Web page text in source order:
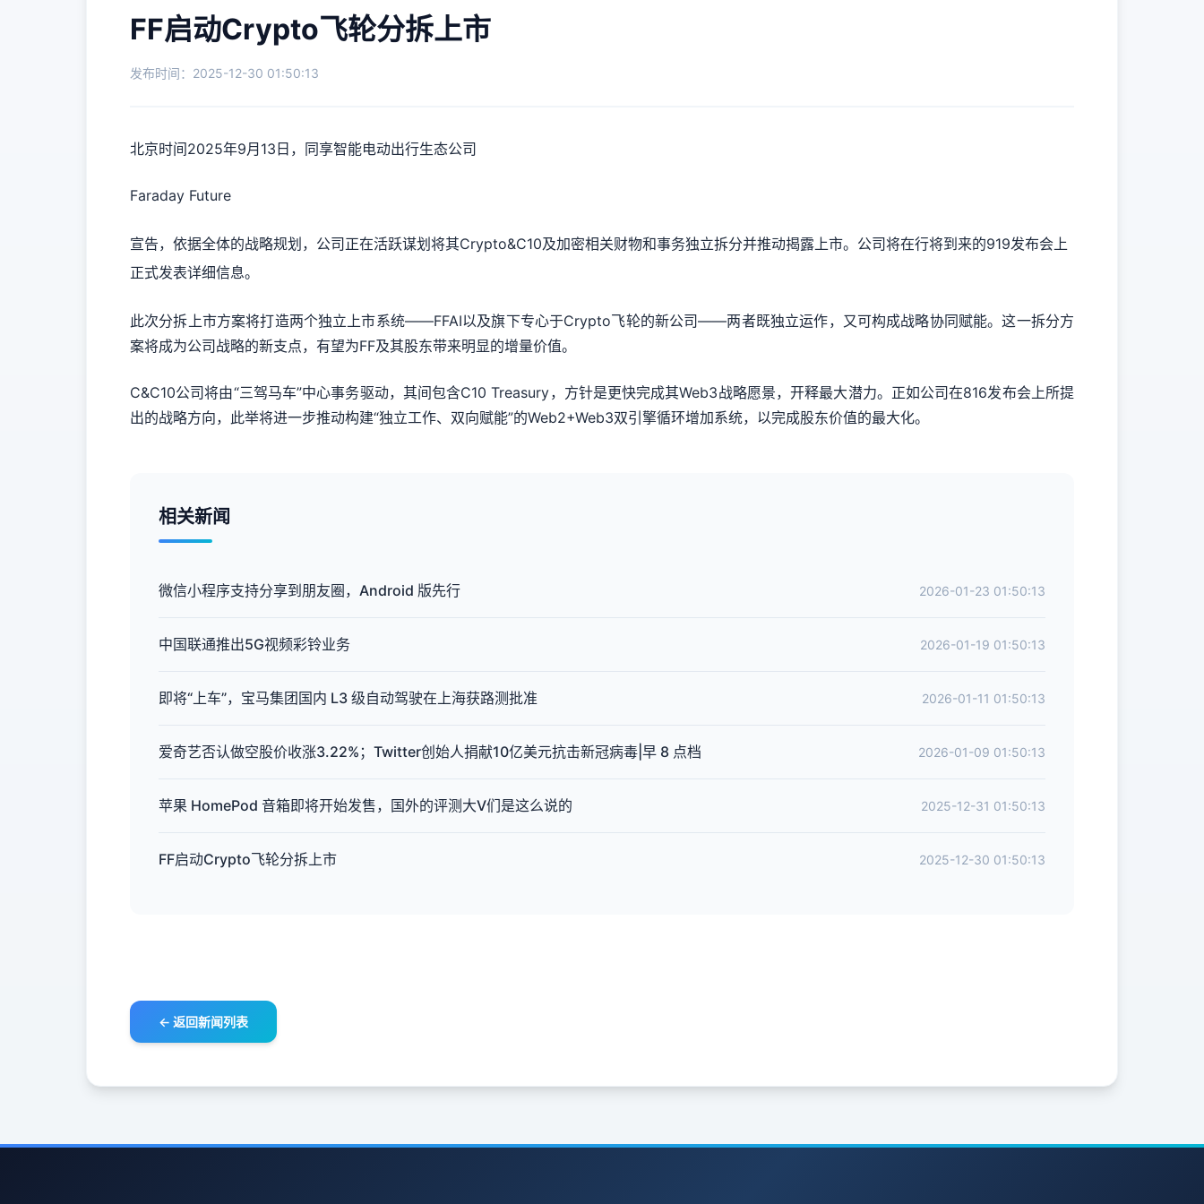
FF启动Crypto飞轮分拆上市
发布时间：2025-12-30 01:50:13
北京时间2025年9月13日，同享智能电动出行生态公司
Faraday Future
宣告，依据全体的战略规划，公司正在活跃谋划将其Crypto&C10及加密相关财物和事务独立拆分并推动揭露上市。公司将在行将到来的919发布会上
正式发表详细信息。
此次分拆上市方案将打造两个独立上市系统——FFAI以及旗下专心于Crypto飞轮的新公司——两者既独立运作，又可构成战略协同赋能。这一拆分方
案将成为公司战略的新支点，有望为FF及其股东带来明显的增量价值。
C&C10公司将由“三驾马车”中心事务驱动，其间包含C10 Treasury，方针是更快完成其Web3战略愿景，开释最大潜力。正如公司在816发布会上所提
出的战略方向，此举将进一步推动构建“独立工作、双向赋能”的Web2+Web3双引擎循环增加系统，以完成股东价值的最大化。
相关新闻
微信小程序支持分享到朋友圈，Android 版先行 2026-01-23 01:50:13
中国联通推出5G视频彩铃业务 2026-01-19 01:50:13
即将“上车”，宝马集团国内 L3 级自动驾驶在上海获路测批准 2026-01-11 01:50:13
爱奇艺否认做空股价收涨3.22%；Twitter创始人捐献10亿美元抗击新冠病毒|早 8 点档 2026-01-09 01:50:13
苹果 HomePod 音箱即将开始发售，国外的评测大V们是这么说的 2025-12-31 01:50:13
FF启动Crypto飞轮分拆上市 2025-12-30 01:50:13
← 返回新闻列表